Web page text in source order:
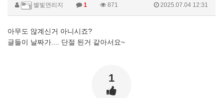
별빛연리지 1 871 2025.07.04 12:31
아무도 않계신거 아니시죠?
글들이 날짜가.... 단절 된거 같아서요~
1